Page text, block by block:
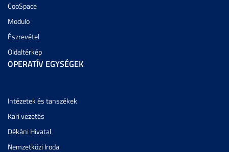
CooSpace
Modulo
Észrevétel
Oldaltérkép
OPERATÍV EGYSÉGEK
Intézetek és tanszékek
Kari vezetés
Dékáni Hivatal
Nemzetközi Iroda